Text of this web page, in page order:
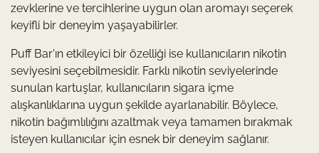
zevklerine ve tercihlerine uygun olan aromayı seçerek
keyifli bir deneyim yaşayabilirler.
Puff Bar'ın etkileyici bir özelliği ise kullanıcıların nikotin
seviyesini seçebilmesidir. Farklı nikotin seviyelerinde
sunulan kartuşlar, kullanıcıların sigara içme
alışkanlıklarına uygun şekilde ayarlanabilir. Böylece,
nikotin bağımlılığını azaltmak veya tamamen bırakmak
isteyen kullanıcılar için esnek bir deneyim sağlanır.